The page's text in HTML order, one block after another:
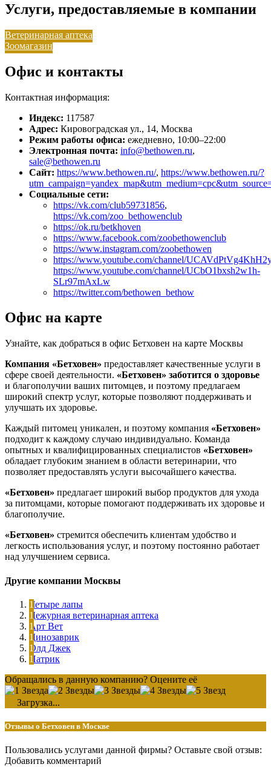
Услуги, предоставляемые в компании
Ветеринарная аптека
Зоомагазин
Офис и контакты
Контактная информация:
Индекс: 117587
Адрес: Кировоградская ул., 14, Москва
Режим работы офиса: ежедневно, 10:00–22:00
Электронная почта: info@bethowen.ru,
sale@bethowen.ru
Сайт: https://www.bethowen.ru/, https://www.bethowen.ru/?
Социальные сети:
https://vk.com/club59731856,
https://vk.com/zoo_bethowenclub
https://ok.ru/betkhoven
https://www.facebook.com/zoobethowenclub
https://www.instagram.com/zoobethowen
https://www.youtube.com/channel/
https://www.youtube.com/channel/UCbO1bxsh2w1h-
SLr97mAxLw
https://twitter.com/bethowen_bethow
Офис на карте
Узнайте, как добраться в офис Бетховен на карте Москвы
Компания «Бетховен» предоставляет качественные услуги в
сфере своей деятельности. «Бетховен» заботится о здоровье
и благополучии ваших питомцев, и поэтому предлагаем
широкий спектр услуг, которые позволяют поддерживать и
улучшать их здоровье.
Каждый питомец уникален, и поэтому компания «Бетховен»
подходит к каждому случаю индивидуально. Команда
опытных и квалифицированных специалистов «Бетховен»
обладает глубоким знанием в области ветеринарии, что
позволяет предоставлять услуги высочайшего качества.
«Бетховен» предлагает широкий выбор продуктов для ухода
за питомцами, которые помогают поддерживать их здоровье и
благополучие.
«Бетховен» стремится обеспечить клиентам удобство и
легкость использования услуг, и поэтому постоянно работает
над улучшением сервиса.
Другие компании Москвы
Четыре лапы
Дежурная ветеринарная аптека
Арт Вет
Динозаврик
Олд Джек
Патрик
Обращались в данную компанию? Оцените её
Загрузка...
Отзывы о Бетховен в Москве
Пользовались услугами данной фирмы? Оставьте свой отзыв:
Добавить комментарий